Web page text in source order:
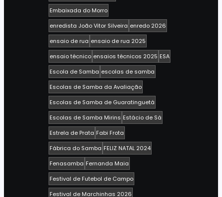
Embaixada do Morro
enredista João Vitor Silveira enredo 2026
ensaio de rua ensaio de rua 2025
ensaio técnico ensaios técnicos 2025 ESA
Escola de Samba escolas de samba
Escolas de Samba da Avaliação
Escolas de Samba de Guaratinguetá
Escolas de Samba Mirins Estácio de Sá
Estrela de Prata Fabi Frota
Fábrica do Samba FELIZ NATAL 2024
Fenasamba Fernanda Maia
Festival de Futebol de Campo
Festival de Marchinhas 2026